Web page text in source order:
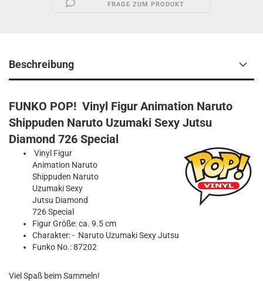
FRAGE ZUM PRODUKT
Beschreibung
FUNKO POP! Vinyl Figur Animation Naruto
Shippuden Naruto Uzumaki Sexy Jutsu
Diamond 726 Special
Vinyl Figur
Animation Naruto
Shippuden Naruto
Uzumaki Sexy
Jutsu Diamond
726 Special
Figur Größe: ca. 9.5 cm
Charakter: - Naruto Uzumaki Sexy Jutsu
Funko No.: 87202
Viel Spaß beim Sammeln!